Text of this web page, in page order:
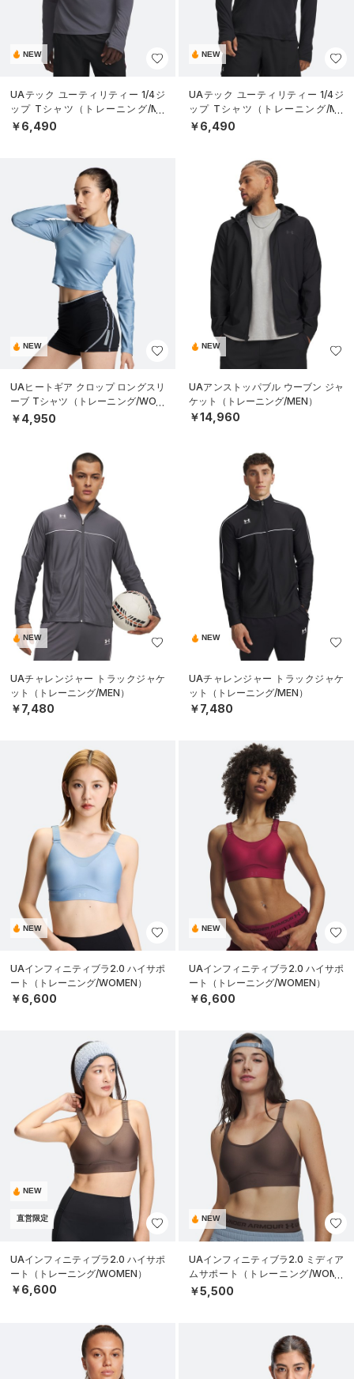
NEW
UAテック ユーティリティー 1/4ジ
ップ Tシャツ（トレーニング/ME
N）
￥6,490
NEW
UAテック ユーティリティー 1/4ジ
ップ Tシャツ（トレーニング/ME
N）
￥6,490
NEW
UAヒートギア クロップ ロングスリ
ーブ Tシャツ（トレーニング/WOM
EN）
￥4,950
NEW
UAアンストッパブル ウーブン ジャ
ケット（トレーニング/MEN）
￥14,960
NEW
UAチャレンジャー トラックジャケ
ット（トレーニング/MEN）
￥7,480
NEW
UAチャレンジャー トラックジャケ
ット（トレーニング/MEN）
￥7,480
NEW
UAインフィニティブラ2.0 ハイサポ
ート（トレーニング/WOMEN）
￥6,600
NEW
UAインフィニティブラ2.0 ハイサポ
ート（トレーニング/WOMEN）
￥6,600
NEW
直営限定
UAインフィニティブラ2.0 ハイサポ
ート（トレーニング/WOMEN）
￥6,600
NEW
UAインフィニティブラ2.0 ミディア
ムサポート（トレーニング/WOME
N）
￥5,500